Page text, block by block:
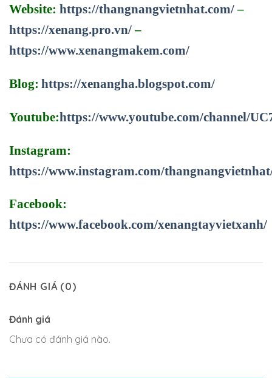
Website: https://thangnangvietnhat.com/–
https://xenang.pro.vn/–
https://www.xenangmakem.com/
Blog: https://xenangha.blogspot.com/
Youtube:https://www.youtube.com/channel/
Instagram:
https://www.instagram.com/
Facebook:
https://www.facebook.com/xenangtayvietxanh/
ĐÁNH GIÁ (0)
Đánh giá
Chưa có đánh giá nào.